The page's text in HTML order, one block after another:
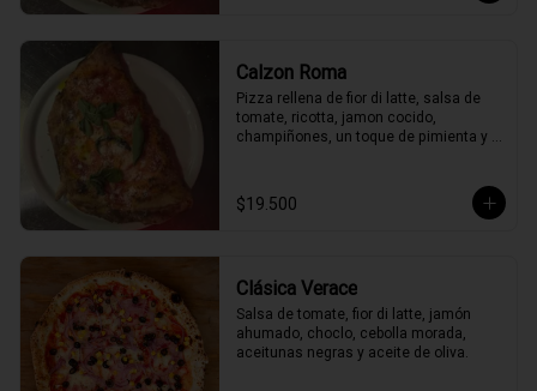
Calzon Roma
Pizza rellena de fior di latte, salsa de
tomate, ricotta, jamon cocido,
champiñones, un toque de pimienta y
$19.500
Clásica Verace
Salsa de tomate, fior di latte, jamón
ahumado, choclo, cebolla morada,
aceitunas negras y aceite de oliva.